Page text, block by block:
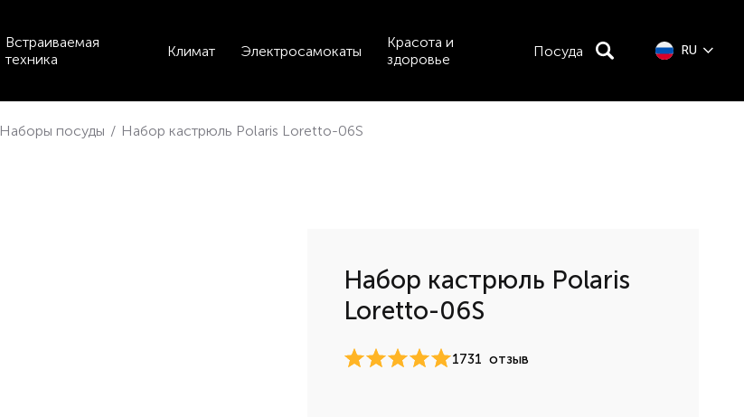
Встраиваемая
техника
Климат Электросамокаты
Красота и
здоровье
Посуда RU
Наборы посуды / Набор кастрюль Polaris Loretto-06S
Набор кастрюль Polaris
Loretto-06S
1731 отзыв